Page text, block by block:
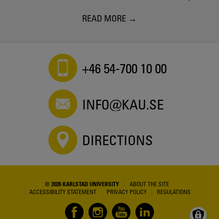
READ MORE
+46 54-700 10 00
INFO@KAU.SE
DIRECTIONS
© 2026 KARLSTAD UNIVERSITY
ABOUT THE SITE
ACCESSIBILITY STATEMENT
PRIVACY POLICY REGULATIONS